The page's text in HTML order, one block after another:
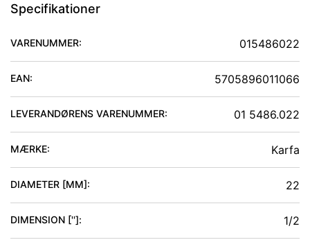
Specifikationer
VARENUMMER: 015486022
EAN: 5705896011066
LEVERANDØRENS VARENUMMER: 01 5486.022
MÆRKE: Karfa
DIAMETER [MM]: 22
DIMENSION ['']: 1/2